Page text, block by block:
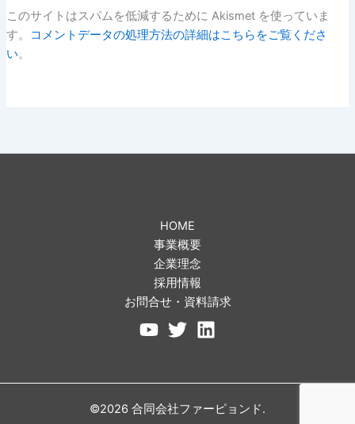
このサイトはスパムを低減するために Akismet を使っていま
す。
コメントデータの処理方法の詳細はこちらをご覧くださ
い。
HOME
事業概要
企業理念
採用情報
お問合せ・資料請求
©2026 合同会社ファーピョンド.